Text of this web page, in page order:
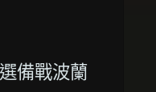
備戰波蘭